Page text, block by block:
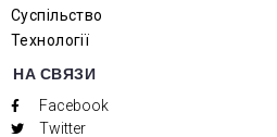
Суспільство
Технології
НА СВЯЗИ
Facebook
Twitter